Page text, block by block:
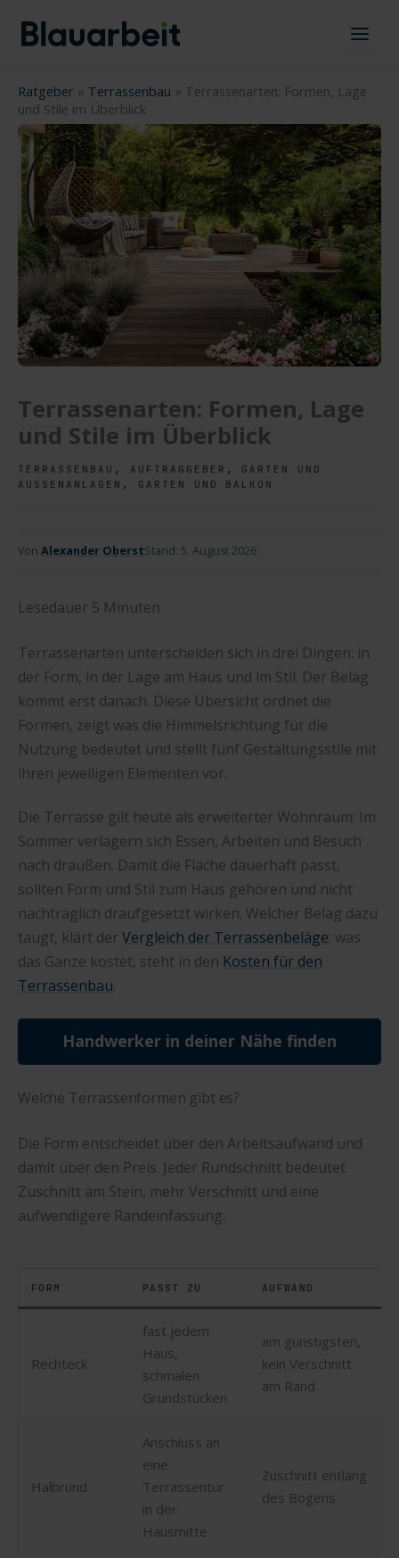
Inhalt
springen
Ratgeber » Terrassenbau » Terrassenarten: Formen, Lage
und Stile im Überblick
Terrassenarten: Formen, Lage
und Stile im Überblick
TERRASSENBAU , AUFTRAGGEBER ,
GARTEN UND
AUSSENANLAGEN
, GARTEN UND BALKON
Von Alexander OberstStand: 5. August 2026
Lesedauer 5 Minuten
Terrassenarten unterscheiden sich in drei Dingen: in
der Form, in der Lage am Haus und im Stil. Der Belag
kommt erst danach. Diese Übersicht ordnet die
Formen, zeigt was die Himmelsrichtung für die
Nutzung bedeutet und stellt fünf Gestaltungsstile mit
ihren jeweiligen Elementen vor.
Die Terrasse gilt heute als erweiterter Wohnraum: Im
Sommer verlagern sich Essen, Arbeiten und Besuch
nach draußen. Damit die Fläche dauerhaft passt,
sollten Form und Stil zum Haus gehören und nicht
nachträglich draufgesetzt wirken. Welcher Belag dazu
taugt, klärt der Vergleich der Terrassenbeläge; was
das Ganze kostet, steht in den Kosten für den
Terrassenbau.
Handwerker in deiner Nähe finden
Welche Terrassenformen gibt es?
Die Form entscheidet über den Arbeitsaufwand und
damit über den Preis. Jeder Rundschnitt bedeutet
Zuschnitt am Stein, mehr Verschnitt und eine
aufwendigere Randeinfassung.
FORM PASST ZU AUFWAND
Rechteck
fast jedem
Haus,
schmalen
Grundstücken
am günstigsten,
kein Verschnitt
am Rand
Halbrund
Anschluss an
eine
Terrassentür
in der
Hausmitte
Zuschnitt entlang
des Bogens